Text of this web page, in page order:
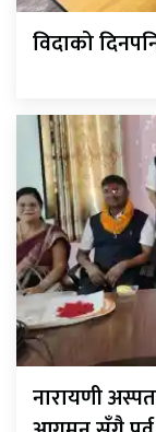
विदाको
नारायणी